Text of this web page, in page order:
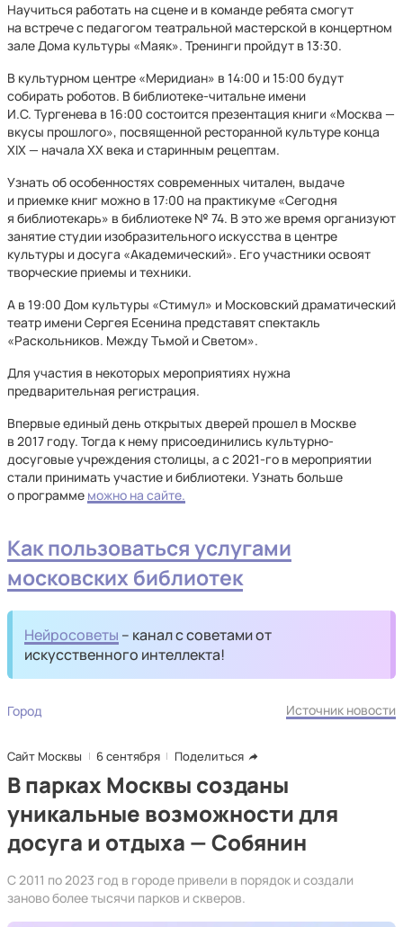
Научиться работать на сцене и в команде ребята смогут
на встрече с педагогом театральной мастерской в концертном
зале Дома культуры «Маяк». Тренинги пройдут в 13:30.
В культурном центре «Меридиан» в 14:00 и 15:00 будут
собирать роботов. В библиотеке-читальне имени
И.С. Тургенева в 16:00 состоится презентация книги «Москва —
вкусы прошлого», посвященной ресторанной культуре конца
XIX — начала ХХ века и старинным рецептам.
Узнать об особенностях современных читален, выдаче
и приемке книг можно в 17:00 на практикуме «Сегодня
я библиотекарь» в библиотеке № 74. В это же время организуют
занятие студии изобразительного искусства в центре
культуры и досуга «Академический». Его участники освоят
творческие приемы и техники.
А в 19:00 Дом культуры «Стимул» и Московский драматический
театр имени Сергея Есенина представят спектакль
«Раскольников. Между Тьмой и Светом».
Для участия в некоторых мероприятиях нужна
предварительная регистрация.
Впервые единый день открытых дверей прошел в Москве
в 2017 году. Тогда к нему присоединились культурно-
досуговые учреждения столицы, а с 2021-го в мероприятии
стали принимать участие и библиотеки. Узнать больше
о программе можно на сайте.
Как пользоваться услугами
московских библиотек
Нейросоветы – канал с советами от
искусственного интеллекта!
Город Источник новости
Сайт Москвы 6 сентября Поделиться
В парках Москвы созданы
уникальные возможности для
досуга и отдыха — Собянин
С 2011 по 2023 год в городе привели в порядок и создали
заново более тысячи парков и скверов.